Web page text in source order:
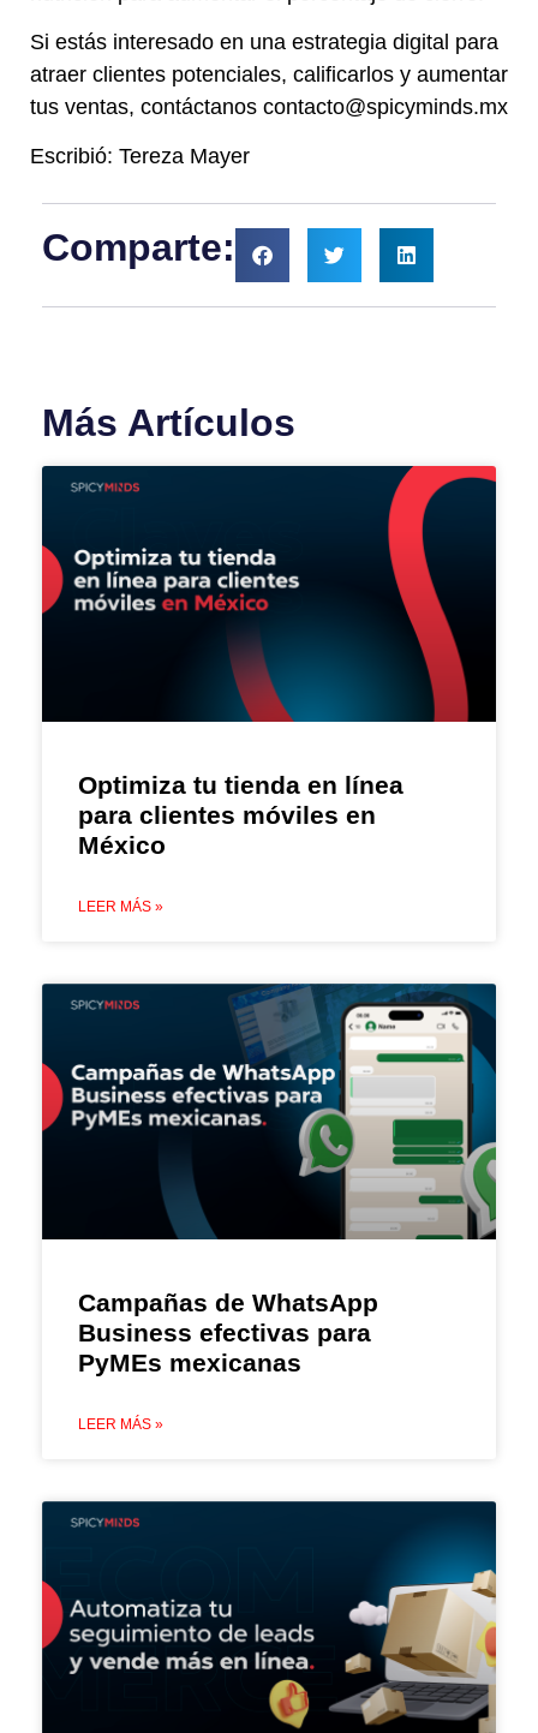
Si estás interesado en una estrategia digital para
atraer clientes potenciales, calificarlos y aumentar
tus ventas, contáctanos contacto@spicyminds.mx
Escribió: Tereza Mayer
Comparte:
Más Artículos
Optimiza tu tienda en línea
para clientes móviles en
México
LEER MÁS »
Campañas de WhatsApp
Business efectivas para
PyMEs mexicanas
LEER MÁS »